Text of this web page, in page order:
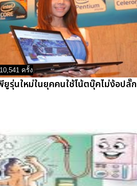
ครั้ง
ยูรุ่นใหม่ในยุคคนใช้โน้ตบุ๊คไม่ง้อปลั๊ก